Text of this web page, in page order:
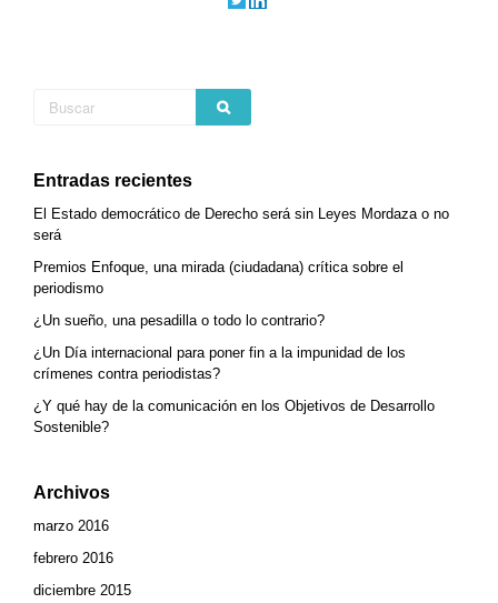
Entradas recientes
El Estado democrático de Derecho será sin Leyes Mordaza o no
será
Premios Enfoque, una mirada (ciudadana) crítica sobre el
periodismo
¿Un sueño, una pesadilla o todo lo contrario?
¿Un Día internacional para poner fin a la impunidad de los
crímenes contra periodistas?
¿Y qué hay de la comunicación en los Objetivos de Desarrollo
Sostenible?
Archivos
marzo 2016
febrero 2016
diciembre 2015